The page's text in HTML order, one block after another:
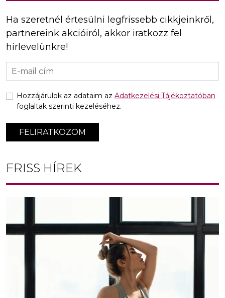
Ha szeretnél értesülni legfrissebb cikkjeinkről,
partnereink akcióiról, akkor iratkozz fel
hírlevelünkre!
FELIRATKOZOM
Hozzájárulok az adataim az Adatkezelési Tájékoztatóban
foglaltak szerinti kezeléséhez.
FRISS HÍREK